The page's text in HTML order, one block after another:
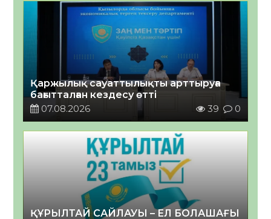
Қаржылық сауаттылықты арттыруға
бағытталған кездесу өтті
07.08.2026
39 0
ҚҰРЫЛТАЙ САЙЛАУЫ – ЕЛ БОЛАШАҒЫ